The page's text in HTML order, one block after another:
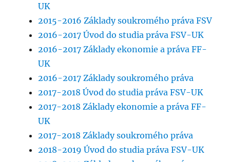
UK
2015-2016 Základy soukromého práva FSV
2016-2017 Úvod do studia práva FSV-UK
2016-2017 Základy ekonomie a práva FF-
UK
2016-2017 Základy soukromého práva
2017-2018 Úvod do studia práva FSV-UK
2017-2018 Základy ekonomie a práva FF-
UK
2017-2018 Základy soukromého práva
2018-2019 Úvod do studia práva FSV-UK